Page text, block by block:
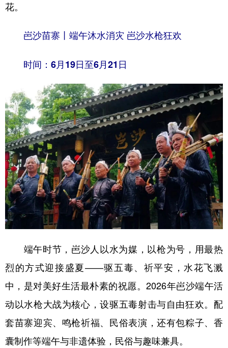
花。
岜沙苗寨丨端午沐水消灾 岜沙水枪狂欢
时间：6月19日至6月21日
端午时节，岜沙人以水为媒，以枪为号，用最热
烈的方式迎接盛夏——驱五毒、祈平安，水花飞溅
中，是对美好生活最朴素的祝愿。2026年岜沙端午活
动以水枪大战为核心，设驱五毒射击与自由狂欢。配
套苗寨迎宾、鸣枪祈福、民俗表演，还有包粽子、香
囊制作等端午与非遗体验，民俗与趣味兼具。